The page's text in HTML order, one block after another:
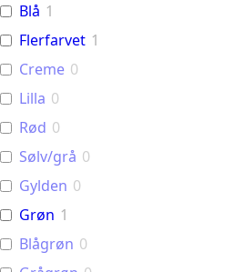
Blå 1
Flerfarvet 1
Creme 0
Lilla 0
Rød 0
Sølv/grå 0
Gylden 0
Grøn 1
Blågrøn 0